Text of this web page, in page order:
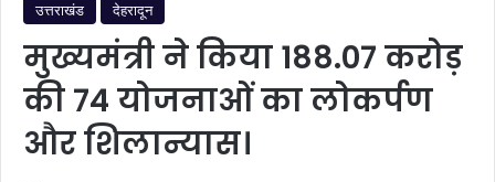
उत्तराखंड देहरादून
मुख्यमंत्री ने किया 188.07 करोड़
की 74 योजनाओं का लोकर्पण
और शिलान्यास।